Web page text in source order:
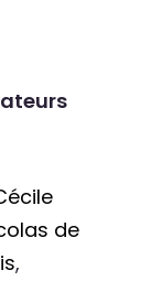
de
,